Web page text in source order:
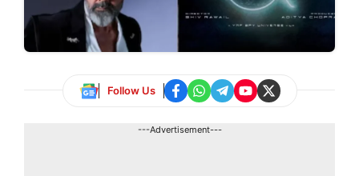
Follow Us
---Advertisement---